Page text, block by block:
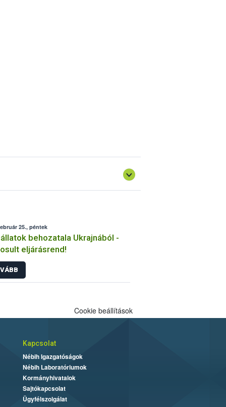
25., péntek
behozatala Ukrajnából -
eljárásrend!
Cookie beállítások
Kapcsolat
Nébih Igazgatóságok
Nébih Laboratóriumok
Kormányhivatalok
Sajtókapcsolat
Ügyfélszolgálat